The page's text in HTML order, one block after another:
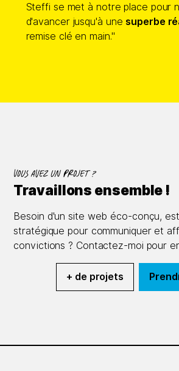
Steffi se met à notre place pour
d'avancer jusqu'à une superbe
remise clé en main."
Vous avez un projet ?
Travaillons ensemble !
Besoin d'un site web éco-conçu,
stratégique pour communiquer et
convictions ? Contactez-moi pour
+ de projets